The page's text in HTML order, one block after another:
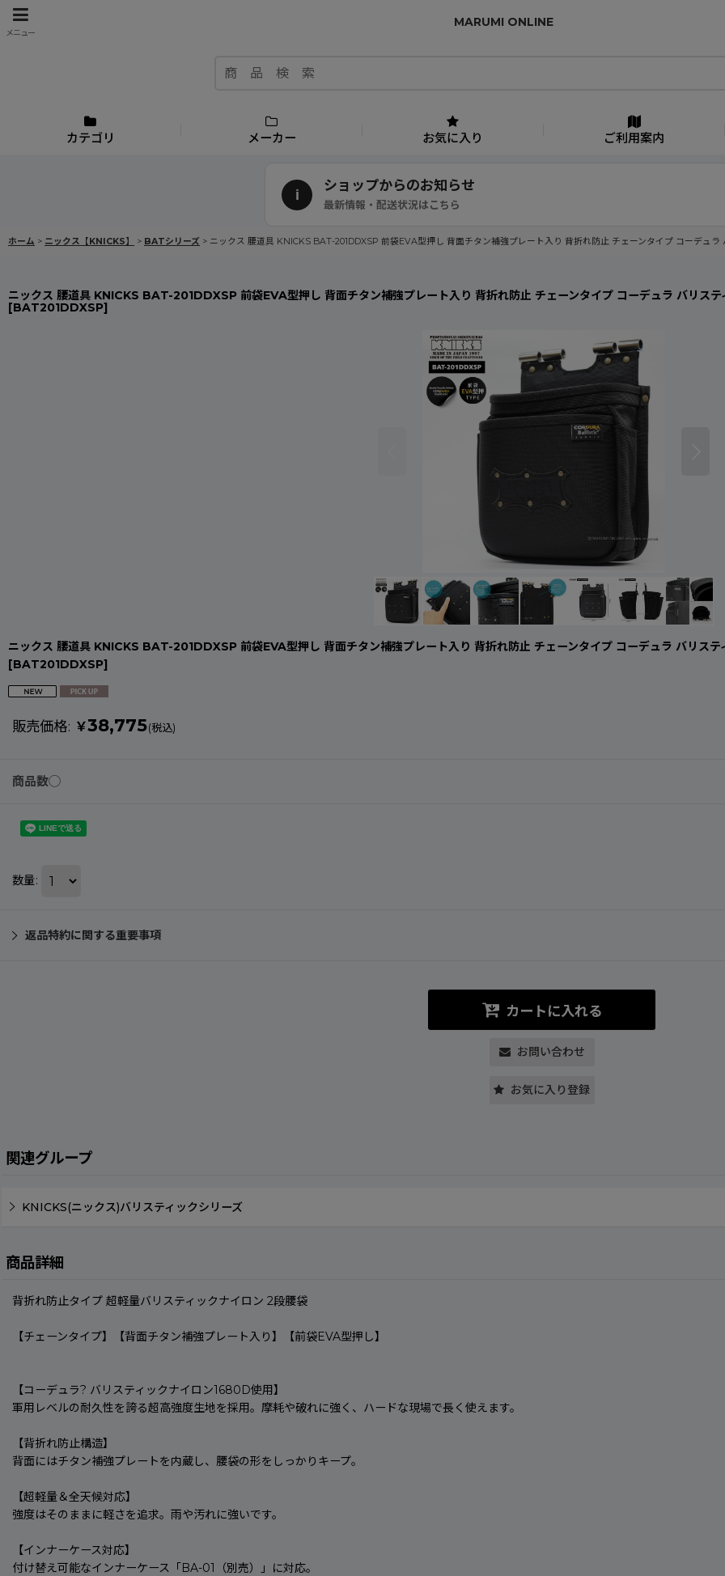
メニュー
MARUMI ONLINE
カテゴリ メーカー お気に入り ご利用案内
i
ショップからのお知らせ
最新情報・配送状況はこちら
ホーム > ニックス【KNICKS】 > BATシリーズ > ニックス 腰道具 KNICKS BAT-201DDXSP 前袋EVA型押し 背面チタン補強プレート入り 背折れ防止 チェーンタイプ コーデュラ
ニックス 腰道具 KNICKS BAT-201DDXSP 前袋EVA型押し 背面チタン補強プレート入り 背折れ防止 チェーンタイプ コーデュラ バリステ
[BAT201DDXSP]
ニックス 腰道具 KNICKS BAT-201DDXSP 前袋EVA型押し 背面チタン補強プレート入り 背折れ防止 チェーンタイプ コーデュラ バリステ
[BAT201DDXSP]
販売価格: ￥38,775(税込)
商品数◯
数量:
返品特約に関する重要事項
カートに入れる
お問い合わせ
お気に入り登録
関連グループ
KNICKS(ニックス)バリスティックシリーズ
商品詳細
背折れ防止タイプ 超軽量バリスティックナイロン 2段腰袋
【チェーンタイプ】【背面チタン補強プレート入り】【前袋EVA型押し】
【コーデュラ? バリスティックナイロン1680D使用】
軍用レベルの耐久性を誇る超高強度生地を採用。摩耗や破れに強く、ハードな現場で長く使えます。
【背折れ防止構造】
背面にはチタン補強プレートを内蔵し、腰袋の形をしっかりキープ。
【超軽量＆全天候対応】
強度はそのままに軽さを追求。雨や汚れに強いです。
【インナーケース対応】
付け替え可能なインナーケース「BA-01（別売）」に対応。